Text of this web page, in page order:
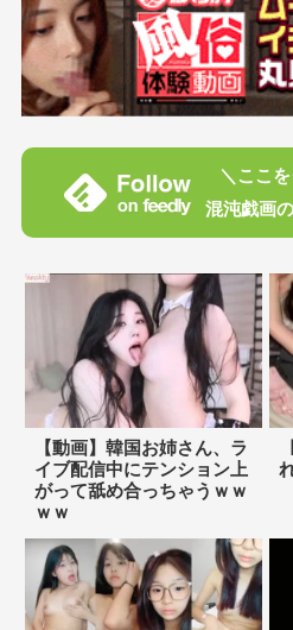
＼ここ
混沌戯画
【動画】韓国お姉さん、ラ
イブ配信中にテンション上
がって舐め合っちゃうｗｗ
ｗｗ